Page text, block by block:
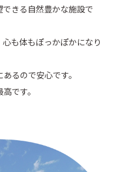
きる自然豊かな施設で
も体もぽっかぽかになり
るので安心です。
です。